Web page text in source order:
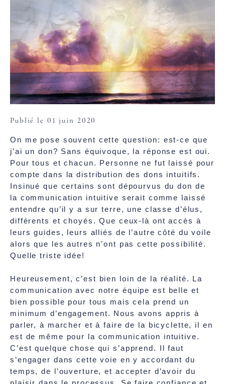
Publié le 01 juin 2020
On me pose souvent cette question: est-ce que
j’ai un don? Sans équivoque, la réponse est oui.
Pour tous et chacun. Personne ne fut laissé pour
compte dans la distribution des dons intuitifs.
Insinué que certains sont dépourvus du don de
la communication intuitive serait comme laissé
entendre qu’il y a sur terre, une classe d’élus,
différents et choyés. Que ceux-là ont accès à
leurs guides, leurs alliés de l’autre côté du voile
alors que les autres n’ont pas cette possibilité.
Quelle triste idée!
Heureusement, c’est bien loin de la réalité. La
communication avec notre équipe est belle et
bien possible pour tous mais cela prend un
minimum d’engagement. Nous avons appris à
parler, à marcher et à faire de la bicyclette, il en
est de même pour la communication intuitive.
C’est quelque chose qui s’apprend. Il faut
s’engager dans cette voie en y accordant du
temps, de l’ouverture, et accepter d’avoir du